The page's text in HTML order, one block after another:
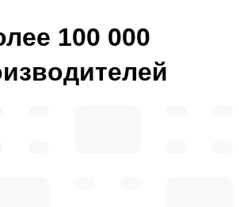
100 000